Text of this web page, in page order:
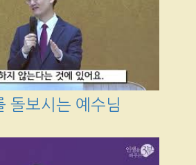
돌보시는 예수님